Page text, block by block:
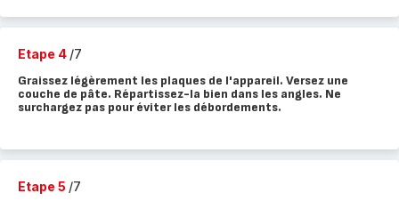
Etape 4 /7
Graissez légèrement les plaques de l'appareil. Versez une
couche de pâte. Répartissez-la bien dans les angles. Ne
surchargez pas pour éviter les débordements.
Etape 5 /7